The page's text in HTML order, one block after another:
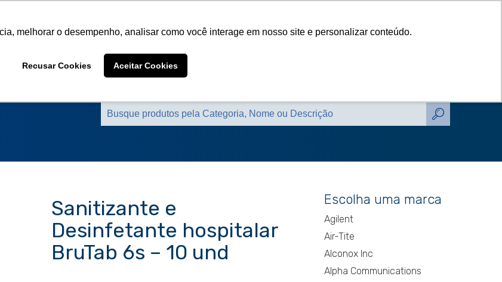
melhorar o desempenho, analisar como você interage em nosso site e personalizar conteúdo.
Recusar Cookies Aceitar Cookies
Sobre a CMS
Produtos Marcas Representadas Catálogos Contato Blog
Sanitizante e
Desinfetante hospitalar
BruTab 6s – 10 und
Escolha uma marca
Agilent
Air-Tite
Alconox Inc
Alpha Communications